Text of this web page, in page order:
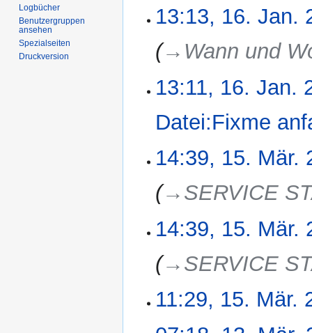
z
s
a
m
m
n
a
s
u
g
13:13, 16. Jan.
→‎Wann und
13:11, 16. Jan.
Datei:Fixme
e
n
B
e
a
r
t
März
2025
14:39, 15. Mär.
→‎SERVICE
14:39, 15. Mär.
→‎SERVICE
11:29, 15. Mär.
Logbücher
Benutzergruppen
ansehen
Spezialseiten
Druckversion